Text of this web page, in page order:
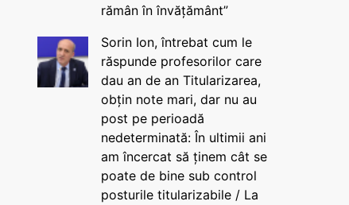
rămân în învățământ”
Sorin Ion, întrebat cum le
răspunde profesorilor care
dau an de an Titularizarea,
obțin note mari, dar nu au
post pe perioadă
nedeterminată: În ultimii ani
am încercat să ținem cât se
poate de bine sub control
posturile titularizabile / La